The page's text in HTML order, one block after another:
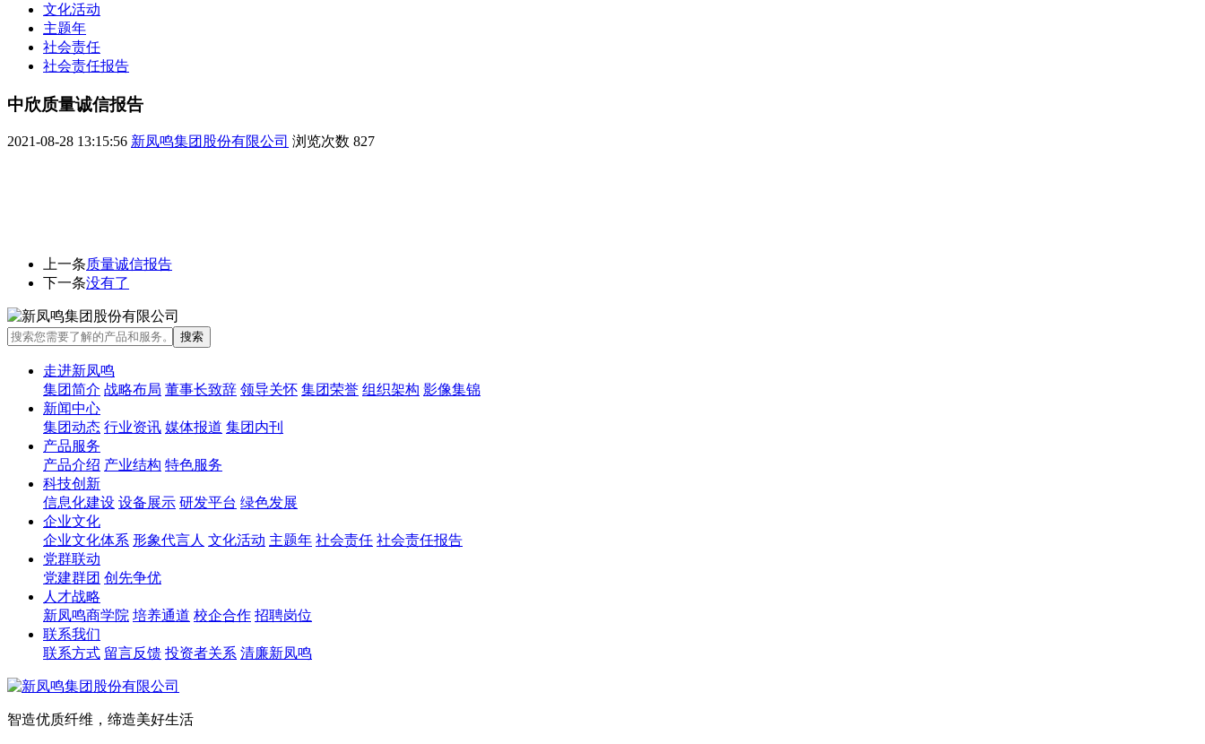
文化活动
主题年
社会责任
社会责任报告
中欣质量诚信报告
2021-08-28 13:15:56 新凤鸣集团股份有限公司 浏览次数 827
上一条质量诚信报告
下一条没有了
走进新凤鸣
集团简介 战略布局 董事长致辞 领导关怀 集团荣誉 组织架构 影像集锦
新闻中心
集团动态 行业资讯 媒体报道 集团内刊
产品服务
产品介绍 产业结构 特色服务
科技创新
信息化建设 设备展示 研发平台 绿色发展
企业文化
企业文化体系 形象代言人 文化活动 主题年 社会责任 社会责任报告
党群联动
党建群团 创先争优
人才战略
新凤鸣商学院 培养通道 校企合作 招聘岗位
联系我们
联系方式 留言反馈 投资者关系 清廉新凤鸣
智造优质纤维，缔造美好生活